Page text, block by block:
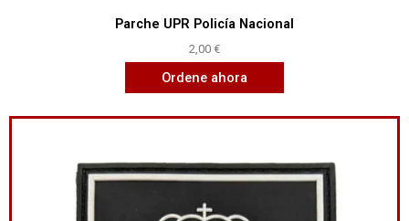
Parche UPR Policía Nacional
2,00 €
Ordene ahora